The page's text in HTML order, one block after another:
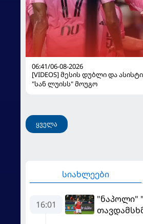
06:41/06-08-2026
[VIDEOS] მესის დუბლი და
"სან ლუისს" მოუგო
ყველა
სიახლეები
16:01
"ნაპოლი"